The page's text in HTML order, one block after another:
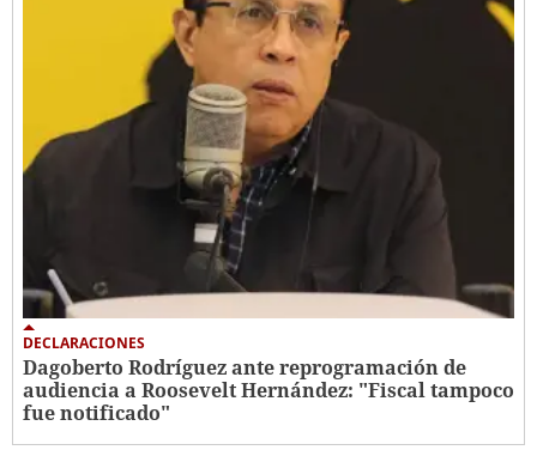
DECLARACIONES
Dagoberto Rodríguez ante reprogramación de
audiencia a Roosevelt Hernández: "Fiscal tampoco
fue notificado"